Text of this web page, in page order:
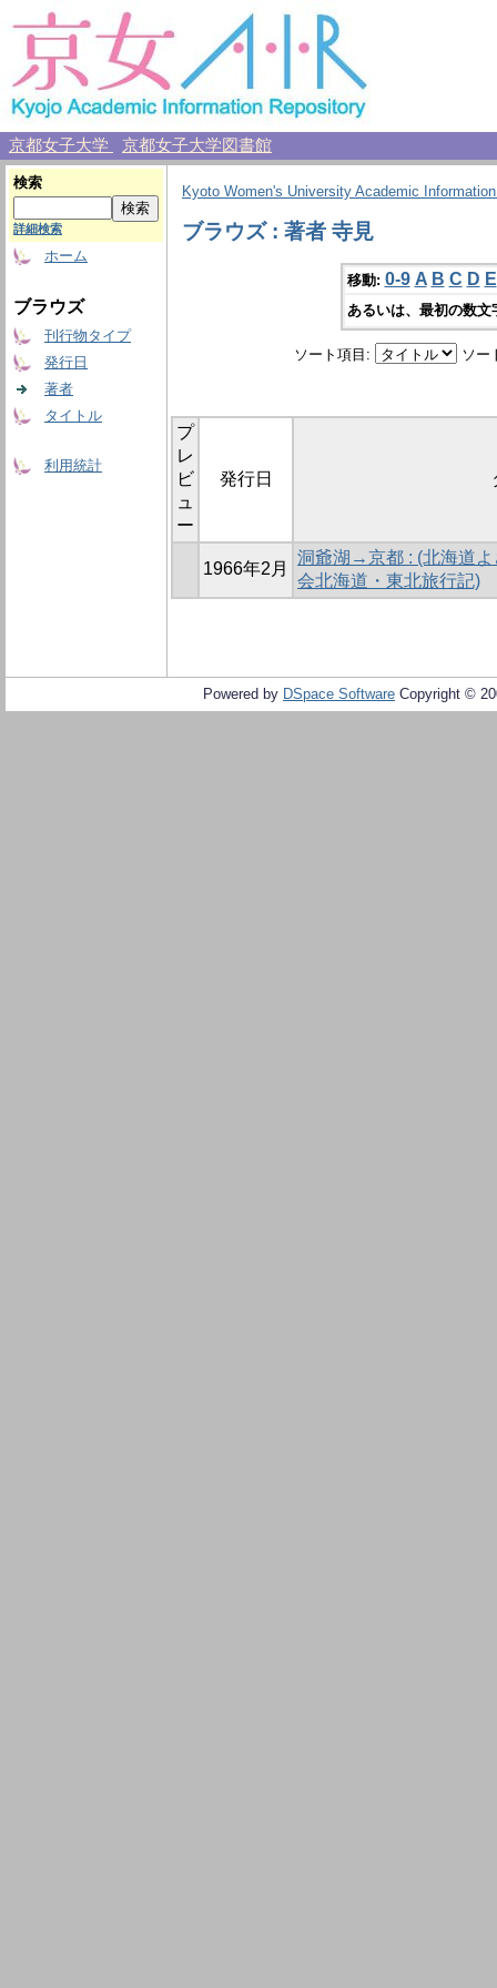
京都女子大学 京都女子大学図書館
検索
詳細検索
ホーム
ブラウズ
刊行物タイプ
発行日
著者
タイトル
利用統計
Kyoto Women's University Academic
ブラウズ : 著者 寺見
移動: 0-9 A B C D E
あるいは、最初の数
ソート項目: ソー
プ
レ
ビ
ュ
ー
発行日
1966年2月
洞爺湖→京都 : (北海道
会北海道・東北旅行記)
Powered by DSpace Software Copyright ©